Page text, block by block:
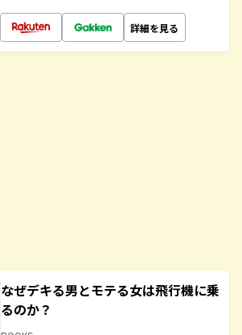
詳細を見る
なぜデキる男とモテる女は飛行機に乗
るのか？